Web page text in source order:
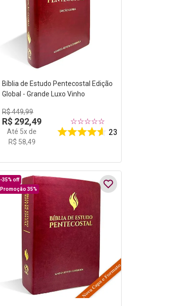
Bíblia de Estudo Pentecostal Edição
Global - Grande Luxo Vinho
R$449,99
R$ 292,49
Até 5x de
R$ 58,49
☆☆☆☆☆
23
-35% off
Promoção 35%